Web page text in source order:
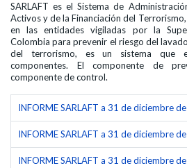
SARLAFT es el Sistema de
Activos y de la Financiación del
en las entidades vigiladas por la
Colombia para prevenir el riesgo del
del terrorismo, es un sistema que
componentes. El componente de
componente de control.
INFORME SARLAFT a 31 de diciembre
INFORME SARLAFT a 31 de diciembre
INFORME SARLAFT a 31 de diciembre